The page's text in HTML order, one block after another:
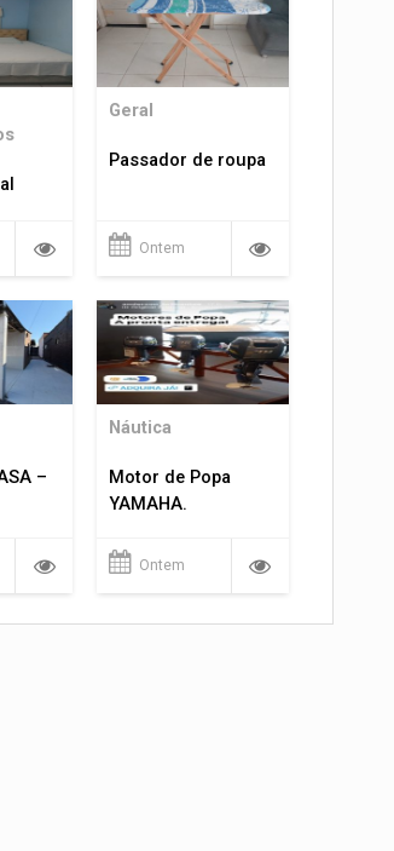
Geral
Passador de roupa
Ontem
–
Náutica
Motor de Popa
YAMAHA.
Ontem